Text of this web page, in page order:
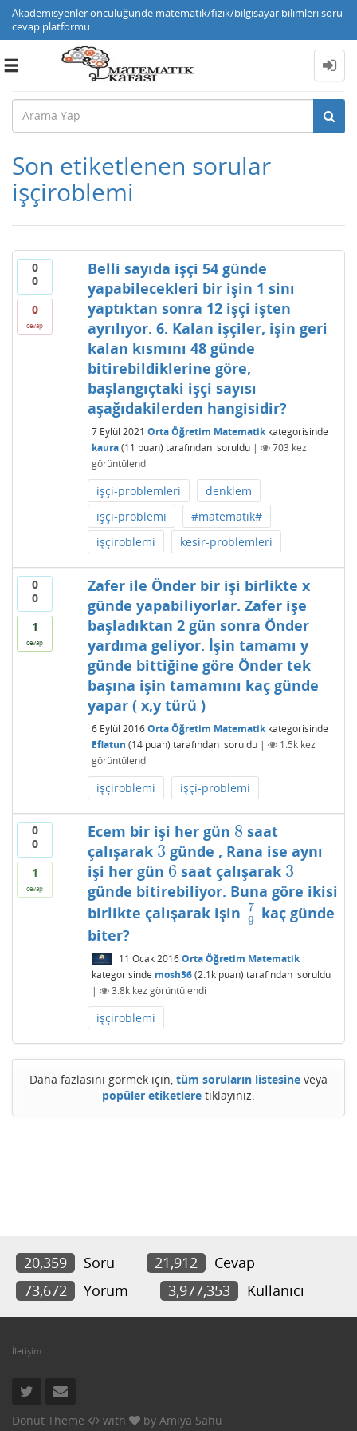
Akademisyenler öncülüğünde matematik/fizik/bilgisayar bilimleri soru
cevap platformu
Toggle
Son etiketlenen sorular
işçiroblemi
0
0
0
cevap
Belli sayıda işçi 54 günde
yapabilecekleri bir işin 1 sinı
yaptıktan sonra 12 işçi işten
ayrılıyor. 6. Kalan işçiler, işin geri
kalan kısmını 48 günde
bitirebildiklerine göre,
başlangıçtaki işçi sayısı
aşağıdakilerden hangisidir?
7 Eylül 2021 Orta Öğretim Matematikkategorisinde
kaura (11 puan) tarafından soruldu | 703 kez
görüntülendi
işçi-problemleri
denklem
işçi-problemi
#matematik#
işçiroblemi
kesir-problemleri
0
0
1
cevap
Zafer ile Önder bir işi birlikte x
günde yapabiliyorlar. Zafer işe
başladıktan 2 gün sonra Önder
yardıma geliyor. İşin tamamı y
günde bittiğine göre Önder tek
başına işin tamamını kaç günde
yapar ( x,y türü )
6 Eylül 2016 Orta Öğretim Matematikkategorisinde
Eflatun (14puan) tarafından soruldu | 1.5kkez
görüntülendi
işçiroblemi işçi-problemi
0
0
1
cevap
Ecem bir işi her gün 8
8saat
çalışarak 3
3günde , Rana ise aynı
işi her gün 6
6saat çalışarak 3
3
günde bitirebiliyor. Buna göre ikisi
birlikte çalışarak işin
7
9
79 kaç günde
biter?
11 Ocak 2016 Orta Öğretim Matematik
kategorisinde mosh36 (2.1kpuan) tarafından soruldu
|
3.8kkez görüntülendi
işçiroblemi
Daha fazlasını görmek için, tüm soruların listesine veya
popüler etiketlere tıklayınız.
20,359 Soru 21,912
Cevap
73,672
Yorum 3,977,353 Kullanıcı
İletişim
Donut Theme with by Amiya Sahu